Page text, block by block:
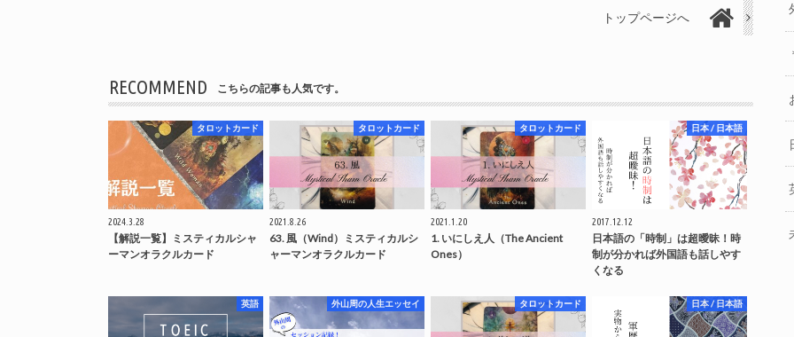
トップページへ
RECOMMEND こちらの記事も人気です。
タロットカード
2024.3.28
【解説一覧】ミスティカルシャ
ーマンオラクルカード
タロットカード
2021.8.26
63. 風（Wind）ミスティカルシ
ャーマンオラクルカード
タロットカード
2021.1.20
1. いにしえ人（The Ancient
Ones）
日本 / 日本語
2017.12.12
日本語の「時制」は超曖昧！時
制が分かれば外国語も話しやす
くなる
英語 外山周の人生エッセイ タロットカード 日本 / 日本語